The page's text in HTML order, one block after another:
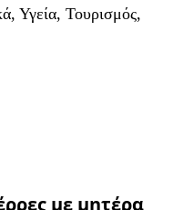
Υγεία, Τουρισμός,
με μητέρα